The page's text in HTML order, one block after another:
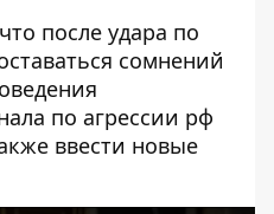
после удара по
сомнений
по агрессии рф
ввести новые